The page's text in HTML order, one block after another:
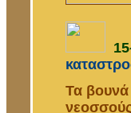
Τα βουνά